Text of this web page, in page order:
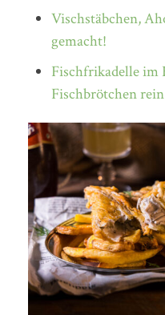
Vischstäbchen,
gemacht!
Fischfrikadelle im
Fischbrötchen